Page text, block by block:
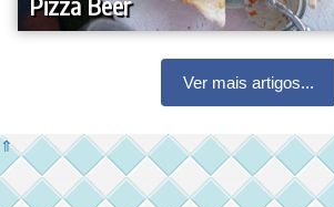
Ver mais artigos...
⇑